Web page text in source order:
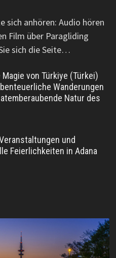
sich anhören: Audio hören
Film über Paragliding
sich die Seite…
Magie von Türkiye (Türkei)
Wanderungen
Natur des
und
Feierlichkeiten in Adana